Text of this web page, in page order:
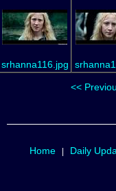
srhanna116.jpg
<<
Home| Daily